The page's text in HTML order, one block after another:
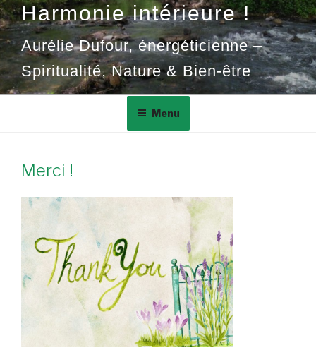
Harmonie intérieure !
Aurélie Dufour, énergéticienne –
Spiritualité, Nature & Bien-être
Menu
Merci !